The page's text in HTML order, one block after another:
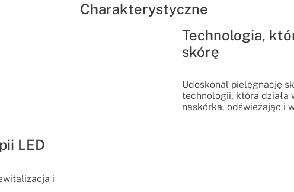
Charakterystyczne
Technologia,
skórę
Udoskonal pielęgnację
technologii, która działa
naskórka, odświeżając i
LED
i